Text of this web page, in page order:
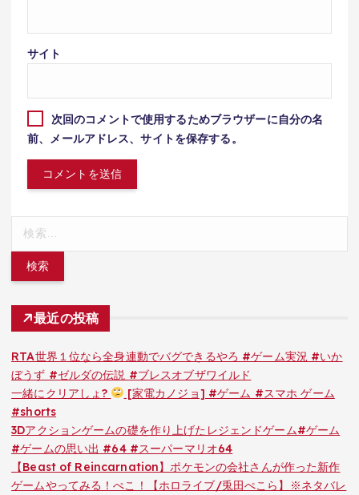
サイト
次回のコメントで使用するためブラウザーに自分の名
前、メールアドレス、サイトを保存する。
最近の投稿
RTA世界１位なら全身連動でバグできるやろ #ゲーム実況 #いか
ぼうず #ゼルダの伝説 #ブレスオブザワイルド
一緒にクリアしょ?
[家電カノジョ] #ゲーム #スマホ ゲーム
#shorts
3Dアクションゲームの礎を作り上げたレジェンドゲーム#ゲーム
#ゲームの思い出 #64 #スーパーマリオ64
【Beast of Reincarnation】ポケモンの会社さんが作った新作
ゲームやってみる！ぺこ！【ホロライブ/兎田ぺこら】※ネタバレ